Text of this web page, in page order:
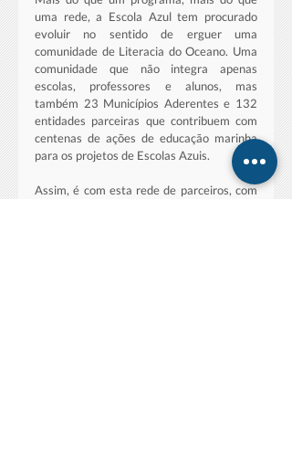
uma rede, a Escola Azul tem procurado
evoluir no sentido de erguer uma
comunidade de Literacia do Oceano. Uma
comunidade que não integra apenas
escolas, professores e alunos, mas
também 23 Municípios Aderentes e 132
entidades parceiras que contribuem com
centenas de ações de educação marinha
para os projetos de Escolas Azuis.
Assim, é com esta rede de parceiros, com